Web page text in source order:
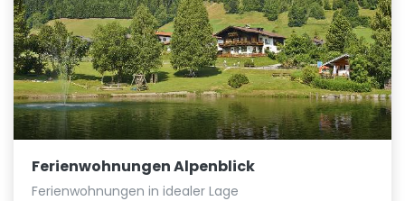
Ferienwohnungen Alpenblick
Ferienwohnungen in idealer Lage